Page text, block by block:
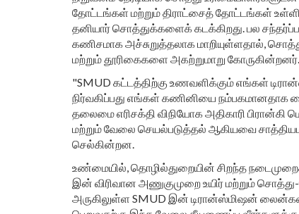
தோட்டங்கள் மற்றும் திராட்சைத் தோட்டங்கள்
தனியார் சொத்துக்களைக் கடக்கிறது. பல
கணிசமாக அச்சுறுத்தலாக மாறியுள்ளதால்,
மற்றும் தூரிகைகளை அகற்றுமாறு கோருகின்றனர்.
"SMUD கட்டத்திற்கு உணவளிக்கும் எங்கள்
நிர்வகிப்பது எங்கள் கணினியை நம்பகமானதாக
தலைமை எரிசக்தி விநியோக அதிகாரி பிரான்கி
மற்றும் வேலை செயல்படுத்தல் ஆகியவை
செல்கின்றன.
உண்மையில், தொழில்துறையின் சிறந்த
இன் விரிவான அணுகுமுறை உயிர் மற்றும் சொத்து-
அருகிலுள்ள SMUD இன் டிரான்ஸ்மிஷன்